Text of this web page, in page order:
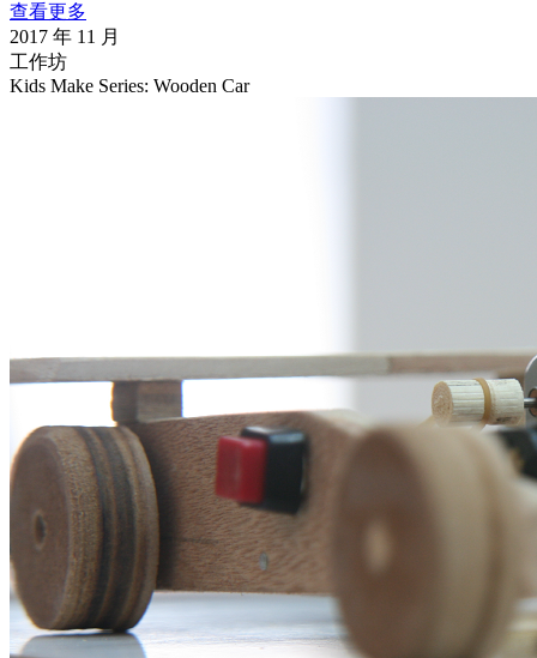
查看更多
2017 年 11 月
工作坊
Kids Make Series: Wooden Car